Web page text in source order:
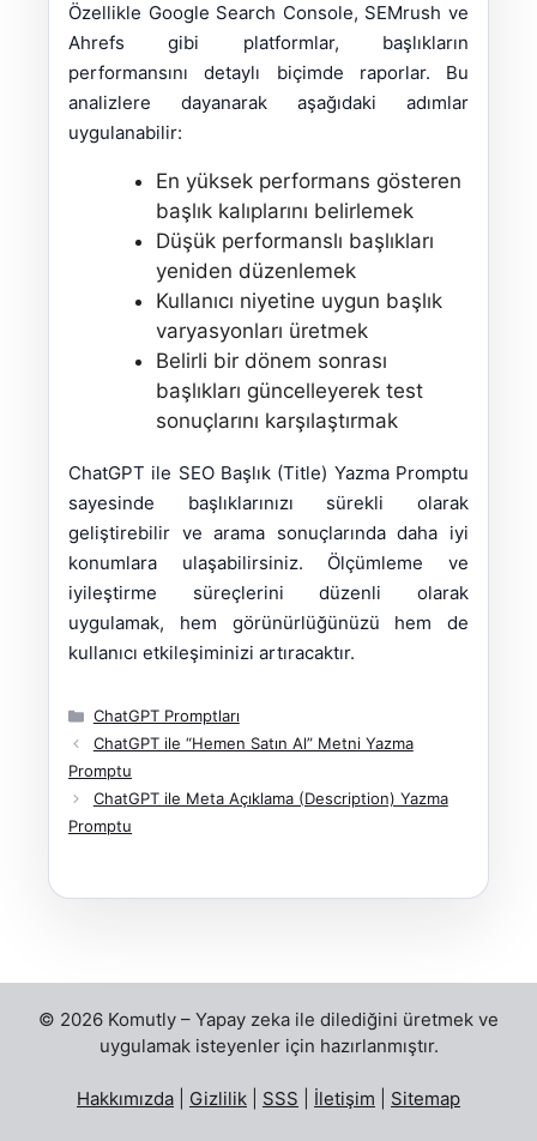
Özellikle Google Search Console, SEMrush ve
Ahrefs gibi platformlar, başlıkların
performansını detaylı biçimde raporlar. Bu
analizlere dayanarak aşağıdaki adımlar
uygulanabilir:
En yüksek performans gösteren
başlık kalıplarını belirlemek
Düşük performanslı başlıkları
yeniden düzenlemek
Kullanıcı niyetine uygun başlık
varyasyonları üretmek
Belirli bir dönem sonrası
başlıkları güncelleyerek test
sonuçlarını karşılaştırmak
ChatGPT ile SEO Başlık (Title) Yazma Promptu
sayesinde başlıklarınızı sürekli olarak
geliştirebilir ve arama sonuçlarında daha iyi
konumlara ulaşabilirsiniz. Ölçümleme ve
iyileştirme süreçlerini düzenli olarak
uygulamak, hem görünürlüğünüzü hem de
kullanıcı etkileşiminizi artıracaktır.
Kategoriler
ChatGPT Promptları
ChatGPT ile “Hemen Satın Al” Metni Yazma
Promptu
ChatGPT ile Meta Açıklama (Description) Yazma
Promptu
© 2026 Komutly – Yapay zeka ile dilediğini üretmek ve
uygulamak isteyenler için hazırlanmıştır.
Hakkımızda Gizlilik SSS İletişim Sitemap